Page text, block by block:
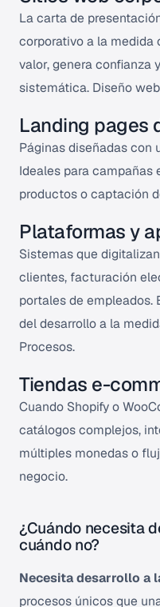
La carta de
corporativo a la medida
valor, genera confianza
sistemática. Diseño
Landing pages
Páginas diseñadas con
Ideales para campañas
productos o captación
Plataformas y
Sistemas que
clientes, facturación
portales de empleados.
del desarrollo a la
Procesos.
Tiendas e-
Cuando Shopify o
catálogos complejos,
múltiples monedas o
negocio.
¿Cuándo necesita
cuándo no?
Necesita desarrollo a
procesos únicos que